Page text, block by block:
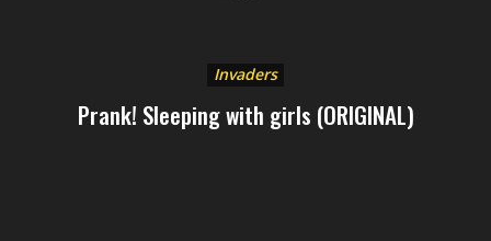
Invaders
Prank! Sleeping with girls (ORIGINAL)